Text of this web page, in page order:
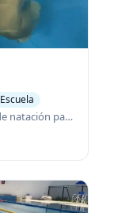
Escuela
Piscina deportiva en Lima con programas de natación para todas las edades.